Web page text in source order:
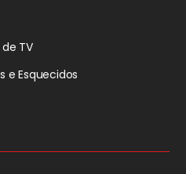
TV
e Esquecidos